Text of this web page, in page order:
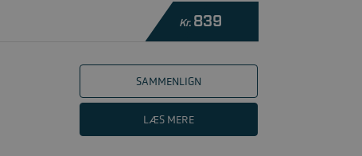
Kr. 839
SAMMENLIGN
LÆS MERE